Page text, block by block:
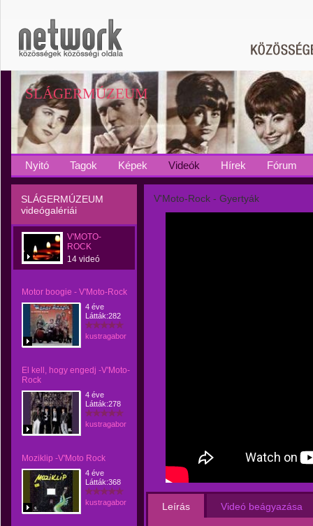
SLÁGERMÚZEUM
Nyitó Tagok Képek Videók Hírek Fórum
SLÁGERMÚZEUM
videógalériái
V'MOTO-
ROCK
14 videó
Motor boogie - V'Moto-Rock
4 éve
Látták:282
kustragabor
El kell, hogy engedj -V'Moto-
Rock
4 éve
Látták:278
kustragabor
Moziklip -V'Moto Rock
4 éve
Látták:368
kustragabor
V'Moto-Rock - Gyertyák
Leírás Videó beágyazása